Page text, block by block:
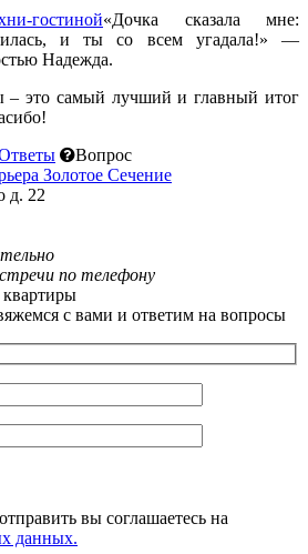
«Дочка сказала мне:
и ты со всем угадала!» —
Надежда.
– это самый лучший и главный итог
Вопрос
д. 22
по телефону
квартиры
с вами и ответим на вопросы
вы соглашаетесь на
данных.